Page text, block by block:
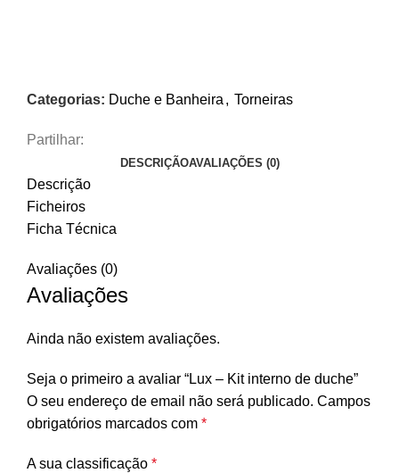
Categorias: Duche e Banheira , Torneiras
Partilhar:
DESCRIÇÃOAVALIAÇÕES (0)
Descrição
Ficheiros
Ficha Técnica
Avaliações (0)
Avaliações
Ainda não existem avaliações.
Seja o primeiro a avaliar “Lux – Kit interno de duche”
O seu endereço de email não será publicado. Campos
obrigatórios marcados com *
A sua classificação *